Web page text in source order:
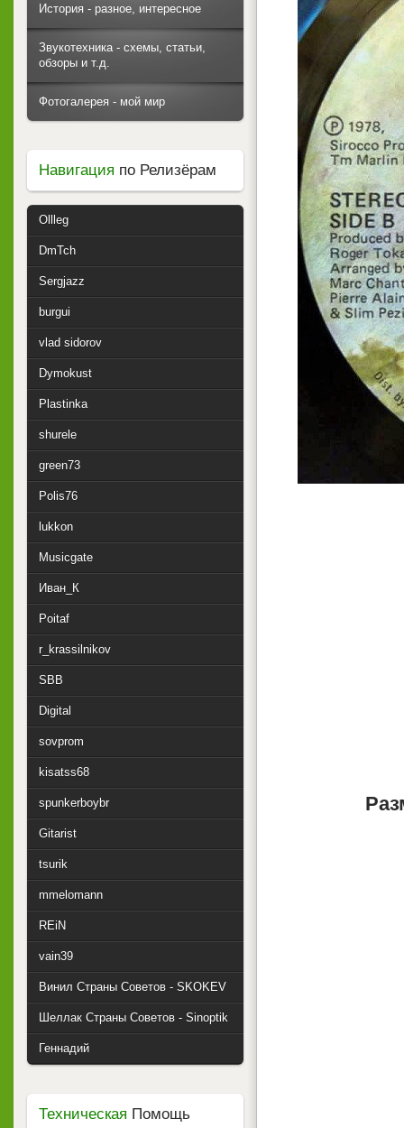
История - разное, интересное
Звукотехника - схемы, статьи,
обзоры и т.д.
Фотогалерея - мой мир
Навигация по Релизёрам
Ollleg
DmTch
Sergjazz
burgui
vlad sidorov
Dymokust
Plastinka
shurele
green73
Polis76
lukkon
Musicgate
Иван_К
Poitaf
r_krassilnikov
SBB
Digital
sovprom
kisatss68
spunkerboybr
Gitarist
tsurik
mmelomann
REiN
vain39
Винил Страны Советов - SKOKEV
Шеллак Страны Советов - Sinoptik
Геннадий
Техническая Помощь